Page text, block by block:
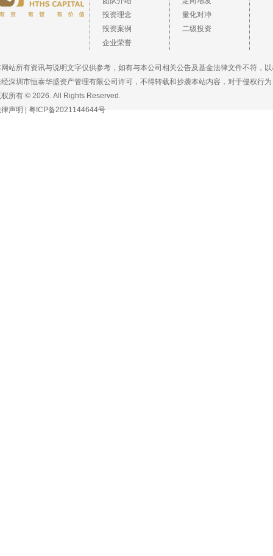
投资理念
投资案例
企业荣誉
量化对冲
二级投资
站所有资讯与说明文字仅供参考，如有与本公司相关公告及基金法律文件不符，
深圳市恒泰华盛资产管理有限公司许可，不得转载和抄袭本站内容，对于侵权行
权所有 © 2026. All Rights Reserved.
声明
粤ICP备2021144644号